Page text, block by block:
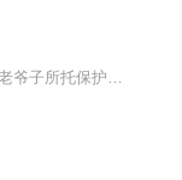
佣兵少主秦枫因冲动致佣兵团解散，回到H市。他在学校是“打架狂人”，击退找麻烦的社会流子，还受老爷子所托保护校花张雪。与此同时，H市帮会争斗在即，秦枫的大哥和二哥也打算参与，精彩故事由此展开。